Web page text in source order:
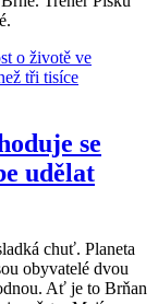
se
udělat
chuť. Planeta
obyvatelé dvou
Ať je to Brňan